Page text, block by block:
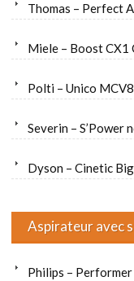
Thomas – Perfect
Miele – Boost
Polti – Unico
Severin – S’Power
Dyson – Cinetic
Aspirateur avec
Philips –